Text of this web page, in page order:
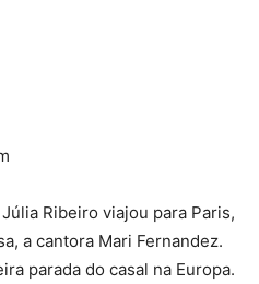
Ribeiro viajou para Paris,
a cantora Mari Fernandez.
parada do casal na Europa.